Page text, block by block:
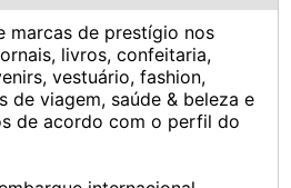
marcas de prestígio nos
livros, confeitaria,
vestuário, fashion,
de viagem, saúde & beleza e
de acordo com o perfil do